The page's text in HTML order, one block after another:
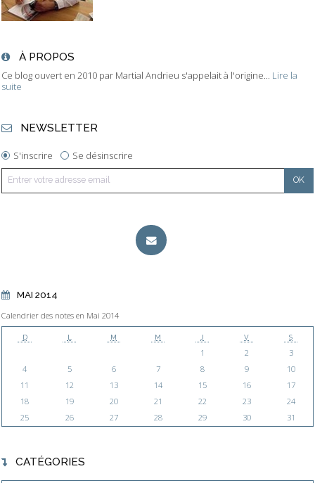
À PROPOS
Ce blog ouvert en 2010 par Martial Andrieu s'appelait à l'origine... Lire la
suite
NEWSLETTER
S'inscrire Se désinscrire
MAI 2014
Calendrier des notes en Mai 2014
D L M M J V S
1 2
3
4
5 6 7 8 9
10
11
12 13 14 15 16
17
18
19 20 21 22 23
24
25
26 27 28 29 30 31
CATÉGORIES